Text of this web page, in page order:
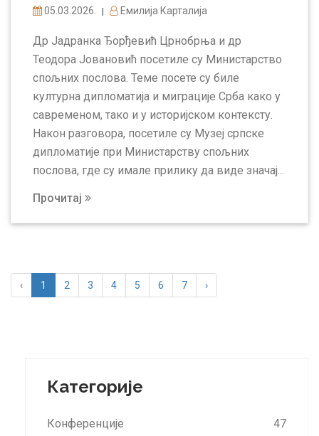
05.03.2026. Емилија Карталија
Др Јадранка Ђорђевић Црнобрња и др
Теодора Јовановић посетиле су Министарство
спољних послова. Теме посете су биле
културна дипломатија и миграције Срба како у
савременом, тако и у историјском контексту.
Након разговора, посетиле су Музеј српске
дипломатије при Министарству спољних
послова, где су имале прилику да виде значај...
Прочитај
‹ 1 2 3 4 5 6 7 ›
Категорије
Конференције
47